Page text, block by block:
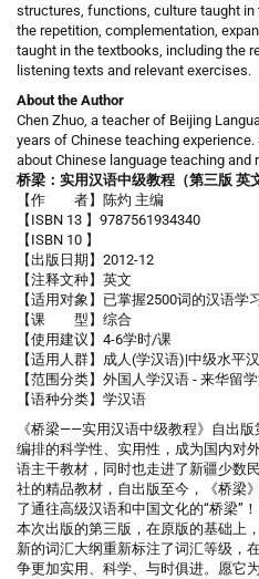
structures, functions, culture taught
the repetition, complementation,
taught in the textbooks, including the
listening texts and relevant exercises.
About the Author
Chen Zhuo, a teacher of Beijing
years of Chinese teaching
about Chinese language teaching and
桥梁：实用汉语中级教程（第三版 英
【作 者】陈灼 主编
【ISBN 13 】9787561934340
【ISBN 10 】
【出版日期】2012-12
【注释文种】英文
【适用对象】已掌握2500词的汉语学
【课 型】综合
【使用建议】4-6学时/课
【适用人群】成人(学汉语)|中级水平
【范围分类】外国人学汉语 - 来华留
【语种分类】学汉语
《桥梁——实用汉语中级教程》自出
编排的科学性、实用性，成为国内对
语主干教材，同时也走进了新疆少数
社的精品教材，自出版至今，《桥梁
了通往高级汉语和中国文化的“桥梁”！
本次出版的第三版，在原版的基础上
新的词汇大纲重新标注了词汇等级，
争更加实用、科学、与时俱进。愿它